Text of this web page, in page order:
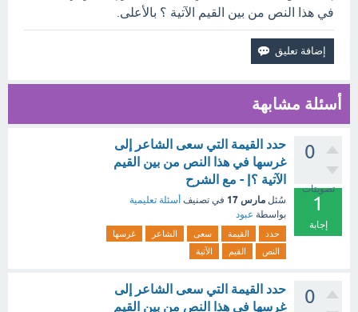
في هذا النص من بين القيم الآتية ؟ بالأعلى.
أسئلة مشابهة
0
تصويتات
1
إجابة
حدد القيمة التي سعى الشاعر إلى
غرسها في هذا النص من بين القيم
الآتية ؟| - مع الشرح
سُئل مارس 17 في تصنيف أسئلة تعليمية
بواسطة عبود
حدد القيمة سعى الشاعر
غرسها
النص
القيم الآتية
0
حدد القيمة التي سعى الشاعر إلى
غرسها في هذا النص من بين القيم